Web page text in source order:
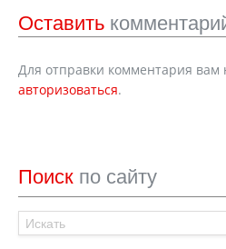
Оставить
Для отправки комментария вам
авторизоваться.
Поиск по сайту